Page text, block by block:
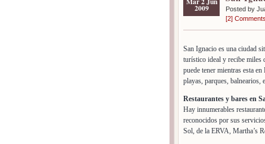
2009 Posted by
[2] Comments
San Ignacio es una ciudad
turístico ideal y recibe miles
puede tener mientras esta
playas, parques, balnearios,
Restaurantes y bares en
Hay innumerables
reconocidos por sus
Sol, de la ERVA, Martha’s